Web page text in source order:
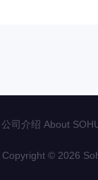
公司介绍 About
Copyright © 2026